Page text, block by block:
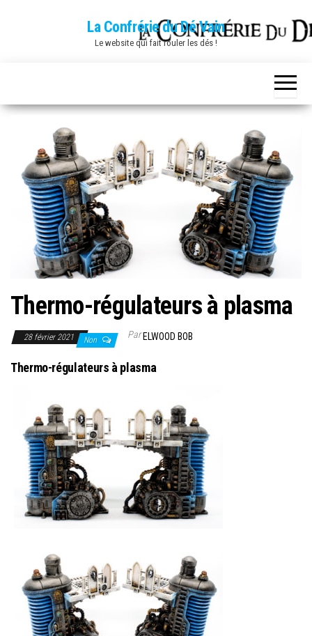
La Confrérie du Dé Vain
Le website qui fait rouler les dés !
Thermo-régulateurs à plasma
28 février 2021 Non ParELWOOD BOB
Thermo-régulateurs à plasma